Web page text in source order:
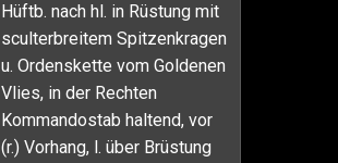
Hüftb. nach hl. in Rüstung mit
sculterbreitem Spitzenkragen
u. Ordenskette vom Goldenen
Vlies, in der Rechten
Kommandostab haltend, vor
(r.) Vorhang, l. über Brüstung